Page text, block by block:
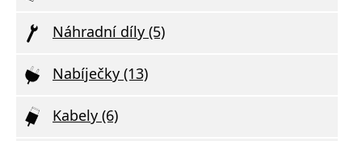
Náhradní díly (5)
Nabíječky (13)
Kabely (6)